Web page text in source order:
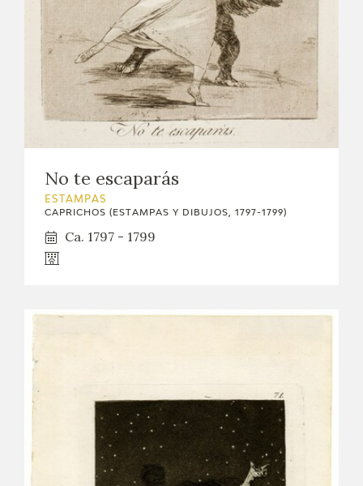
No te escaparás
ESTAMPAS
CAPRICHOS (ESTAMPAS Y DIBUJOS, 1797-1799)
Ca. 1797 - 1799